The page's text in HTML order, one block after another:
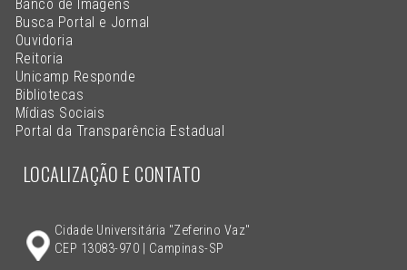
Banco de Imagens
Busca Portal e Jornal
Ouvidoria
Reitoria
Unicamp Responde
Bibliotecas
Mídias Sociais
Portal da Transparência Estadual
LOCALIZAÇÃO E CONTATO
Cidade Universitária "Zeferino Vaz"
CEP 13083-970 | Campinas-SP